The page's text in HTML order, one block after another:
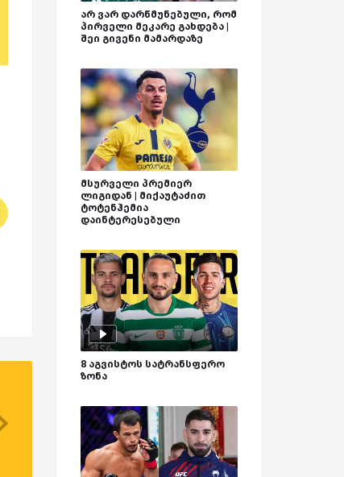
არ ვარ დარწმუნებული, რომ
პირველი მეკარე გახდება |
შეი გივენი მამარდაზე
მსურველი პრემიერ
ლიგიდან | მიქაუტაძით
ტოტენჰემია
დაინტერესებული
8 აგვისტოს სატრანსფერო
ზონა